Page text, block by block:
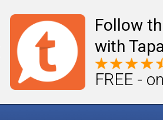
Follow
with
FREE -